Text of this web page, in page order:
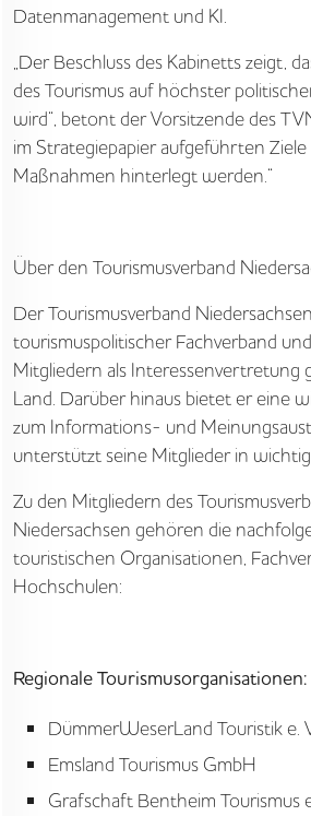
ANGEBOTE
WISSEN
AKTUELLES
MEDIEN
Datenmanagement und KI.
„Der Beschluss des Kabinetts zeigt,
des Tourismus auf höchster
wird“, betont der Vorsitzende des
im Strategiepapier aufgeführten
Maßnahmen hinterlegt werden.“
Über den Tourismusverband
Der Tourismusverband
tourismuspolitischer Fachverband
Mitgliedern als Interessenvertretung
Land. Darüber hinaus bietet er eine
zum Informations- und
unterstützt seine Mitglieder in
Zu den Mitgliedern des
Niedersachsen gehören die
touristischen Organisationen,
Hochschulen:
Regionale Tourismusorganisationen:
DümmerWeserLand Touristik e.
Emsland Tourismus GmbH
Grafschaft Bentheim Tourismus